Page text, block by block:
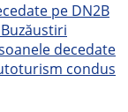
pe DN2B
stiri
decedate
condus